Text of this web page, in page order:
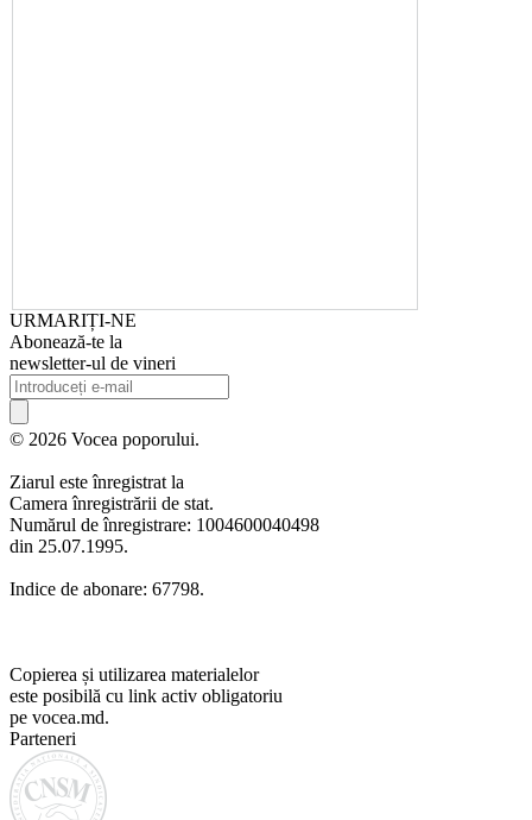
URMARIȚI-NE
Abonează-te la
newsletter-ul de vineri
© 2026 Vocea poporului.
Ziarul este înregistrat la
Camera înregistrării de stat.
Numărul de înregistrare: 1004600040498
din 25.07.1995.
Indice de abonare: 67798.
Copierea și utilizarea materialelor
este posibilă cu link activ obligatoriu
pe vocea.md.
Parteneri